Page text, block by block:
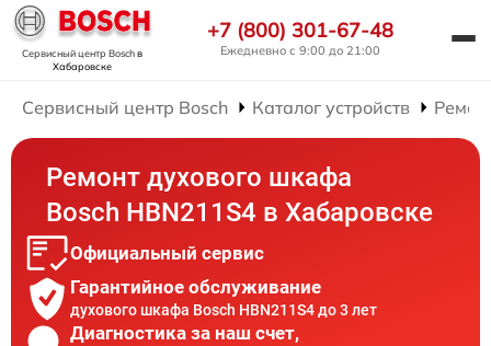
Сервисный центр Boschв
Хабаровске
+7 (800) 301-67-48
Ежедневно с 9:00 до 21:00
Сервисный центр Bosch Каталог устройств
Ремонт духового шкафа
Bosch HBN211S4 в Хабаровске
Официальный сервис
Гарантийное обслуживание
духового шкафа Bosch HBN211S4 до 3 лет
Диагностика за наш счет,